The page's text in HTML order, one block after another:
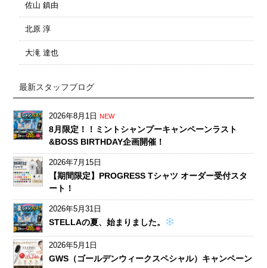
佐山 鎮由
北原 淳
大滝 達也
最新スタッフブログ
2026年8月1日 NEW
8月限定！！ミントシャンプーキャンペーンラスト
&BOSS BIRTHDAY企画開催！
2026年7月15日
【期間限定】PROGRESS Tシャツ オーダー受付スタ
ート！
2026年5月31日
STELLAの夏、始まりました。
2026年5月1日
GWS（ゴールデンウィークスペシャル）キャンペーン